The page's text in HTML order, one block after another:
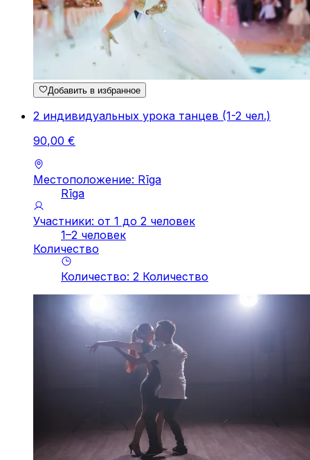
Добавить в избранное
2 индивидуальных урока танцев (1-2 чел.)
90,00 €
Местоположение: Rīga
Rīga
Участники: от 1 до 2 человек
1–2 человек
Количество
Количество: 2 Количество